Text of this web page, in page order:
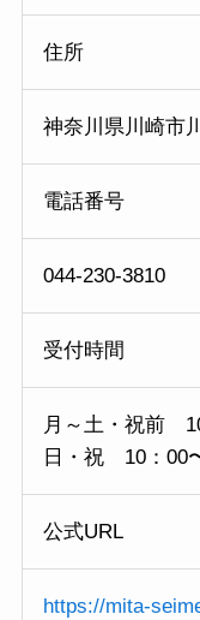
住所
神奈川県川崎市
電話番号
044-230-3810
受付時間
月～土・祝前
日・祝 10：00
公式URL
https://mita-